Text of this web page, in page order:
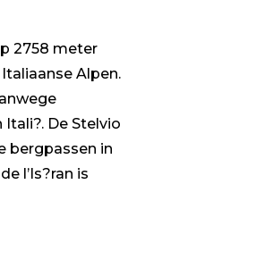
2758 meter
Alpen.
De Stelvio
bergpassen in
l’Is?ran is